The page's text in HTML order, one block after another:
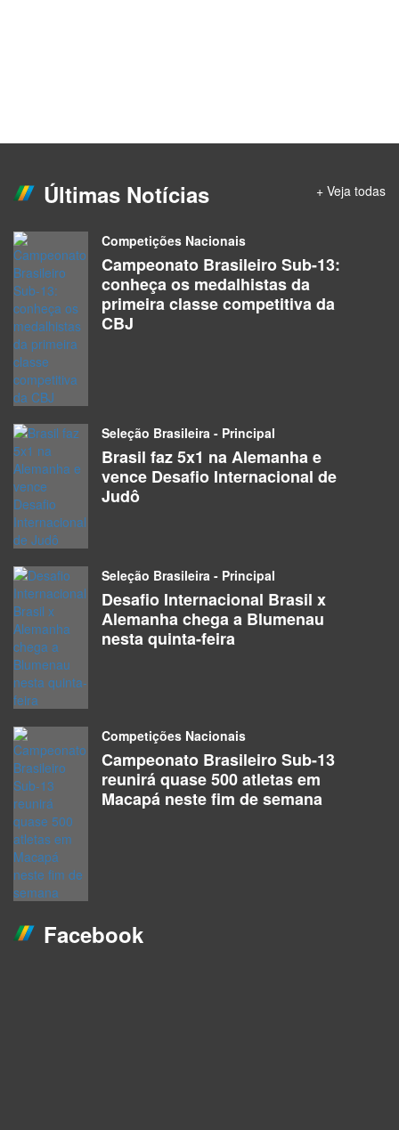
Últimas Notícias + Veja todas
Competições Nacionais
Campeonato Brasileiro Sub-13:
conheça os medalhistas da
primeira classe competitiva da
CBJ
Seleção Brasileira - Principal
Brasil faz 5x1 na Alemanha e
vence Desafio Internacional de
Judô
Seleção Brasileira - Principal
Desafio Internacional Brasil x
Alemanha chega a Blumenau
nesta quinta-feira
Competições Nacionais
Campeonato Brasileiro Sub-13
reunirá quase 500 atletas em
Macapá neste fim de semana
Facebook